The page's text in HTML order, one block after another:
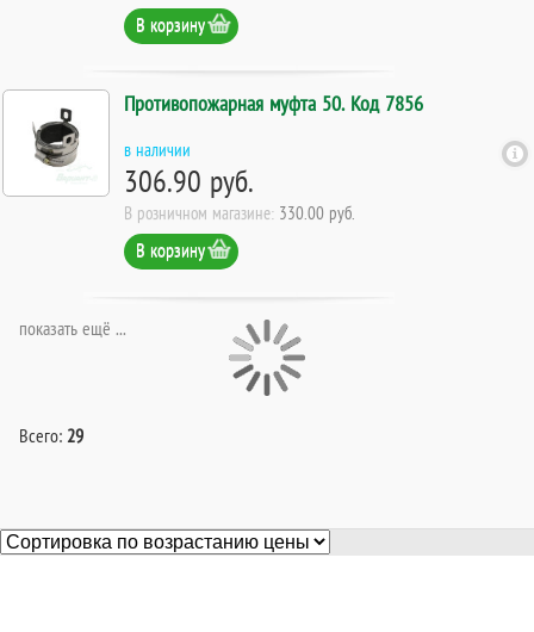
В корзину
Противопожарная муфта 50. Код 7856
в наличии
306.90 руб.
В розничном магазине: 330.00 руб.
В корзину
показать ещё ...
Всего: 29